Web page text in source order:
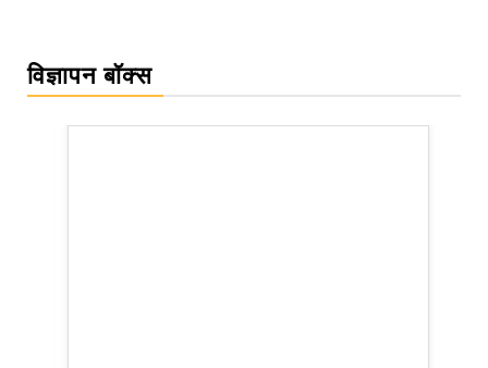
विज्ञापन बॉक्स